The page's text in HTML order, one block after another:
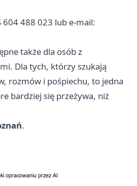
604 488 023 lub e-mail:
także dla osób z
Dla tych, którzy szukają
rozmów i pośpiechu, to jedna
bardziej się przeżywa, niż
.